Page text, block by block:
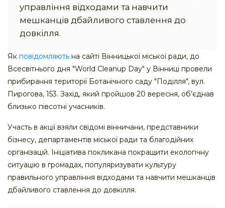
управління відходами та навчити
мешканців дбайливого ставлення до
довкілля.
Як повідомляють на сайті Вінницької міської ради, до
Всесвітнього дня "World Cleanup Day" у Вінниці провели
прибирання території Ботанічного саду "Поділля", вул.
Пирогова, 153. Захід, який пройшов 20 вересня, об’єднав
близько півсотні учасників.
Участь в акції взяли свідомі вінничани, представники
бізнесу, департаментів міської ради та благодійних
організацій. Ініціатива покликана покращити екологічну
ситуацію в громадах, популяризувати культуру
правильного управління відходами та навчити мешканців
дбайливого ставлення до довкілля.